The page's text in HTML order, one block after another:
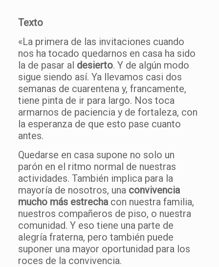
Texto
«La primera de las invitaciones cuando
nos ha tocado quedarnos en casa ha sido
la de pasar al desierto. Y de algún modo
sigue siendo así. Ya llevamos casi dos
semanas de cuarentena y, francamente,
tiene pinta de ir para largo. Nos toca
armarnos de paciencia y de fortaleza, con
la esperanza de que esto pase cuanto
antes.
Quedarse en casa supone no solo un
parón en el ritmo normal de nuestras
actividades. También implica para la
mayoría de nosotros, una convivencia
mucho más estrechacon nuestra familia,
nuestros compañeros de piso, o nuestra
comunidad. Y eso tiene una parte de
alegría fraterna, pero también puede
suponer una mayor oportunidad para los
roces de la convivencia.